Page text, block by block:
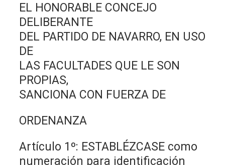
EL HONORABLE CONCEJO
DELIBERANTE
DEL PARTIDO DE NAVARRO, EN USO
DE
LAS FACULTADES QUE LE SON
PROPIAS,
SANCIONA CON FUERZA DE
ORDENANZA
Artículo 1º: ESTABLÉZCASE como
numeración para identificación